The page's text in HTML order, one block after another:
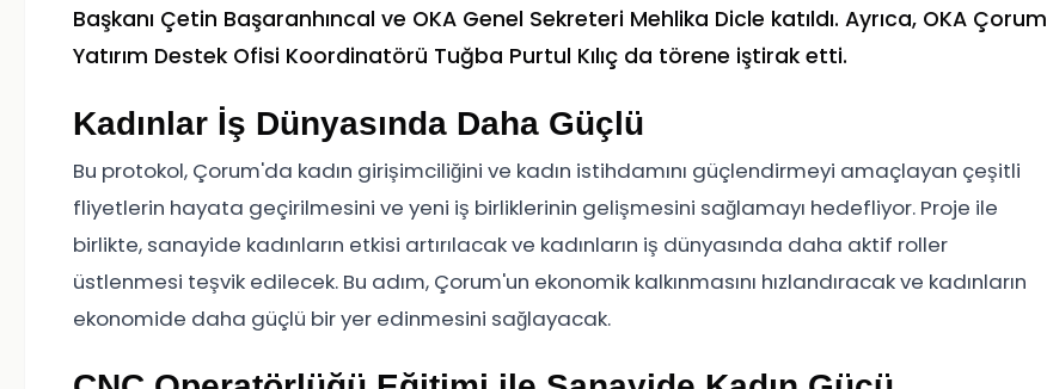
Başkanı Çetin Başaranhıncal ve OKA Genel Sekreteri Mehlika Dicle katıldı. Ayrıca, OKA Çorum
Yatırım Destek Ofisi Koordinatörü Tuğba Purtul Kılıç da törene iştirak etti.
Kadınlar İş Dünyasında Daha Güçlü
Bu protokol, Çorum'da kadın girişimciliğini ve kadın istihdamını güçlendirmeyi amaçlayan çeşitli
fliyetlerin hayata geçirilmesini ve yeni iş birliklerinin gelişmesini sağlamayı hedefliyor. Proje ile
birlikte, sanayide kadınların etkisi artırılacak ve kadınların iş dünyasında daha aktif roller
üstlenmesi teşvik edilecek. Bu adım, Çorum'un ekonomik kalkınmasını hızlandıracak ve kadınların
ekonomide daha güçlü bir yer edinmesini sağlayacak.